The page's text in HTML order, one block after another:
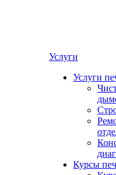
Услуги
Услуги
Курсы